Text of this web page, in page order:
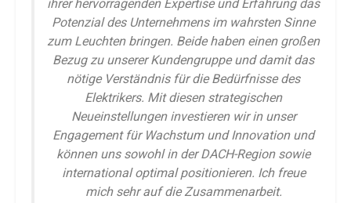
ihrer hervorragenden Expertise und Erfahrung das
Potenzial des Unternehmens im wahrsten Sinne
zum Leuchten bringen. Beide haben einen großen
Bezug zu unserer Kundengruppe und damit das
nötige Verständnis für die Bedürfnisse des
Elektrikers. Mit diesen strategischen
Neueinstellungen investieren wir in unser
Engagement für Wachstum und Innovation und
können uns sowohl in der DACH-Region sowie
international optimal positionieren. Ich freue
mich sehr auf die Zusammenarbeit.